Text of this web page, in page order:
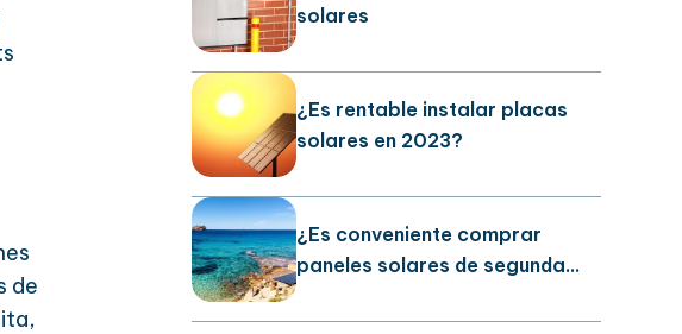
solares
¿Es rentable instalar placas
solares en 2023?
¿Es conveniente comprar
paneles solares de segunda
de